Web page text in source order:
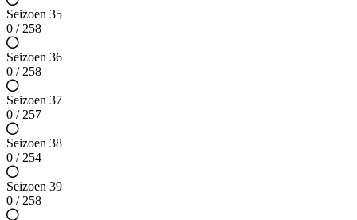
Seizoen 35
0 / 258
Seizoen 36
0 / 258
Seizoen 37
0 / 257
Seizoen 38
0 / 254
Seizoen 39
0 / 258